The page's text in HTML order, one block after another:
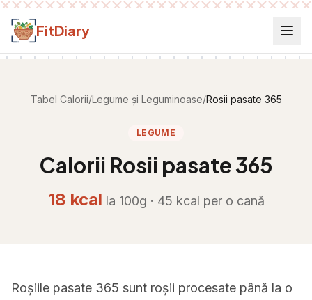
Salt la conținut
FitDiary
Tabel Calorii/Legume și Leguminoase/Rosii pasate 365
LEGUME
Calorii Rosii pasate 365
18 kcal la 100g · 45 kcal per o cană
Roșiile pasate 365 sunt roșii procesate până la o